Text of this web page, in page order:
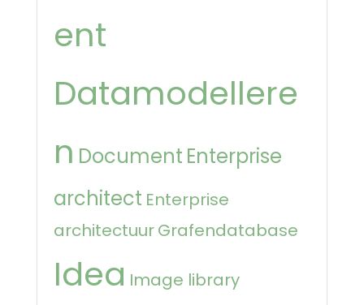
ent
Datamodellere
n Document Enterprise
architect Enterprise
architectuurGrafendatabase
Idea Image library